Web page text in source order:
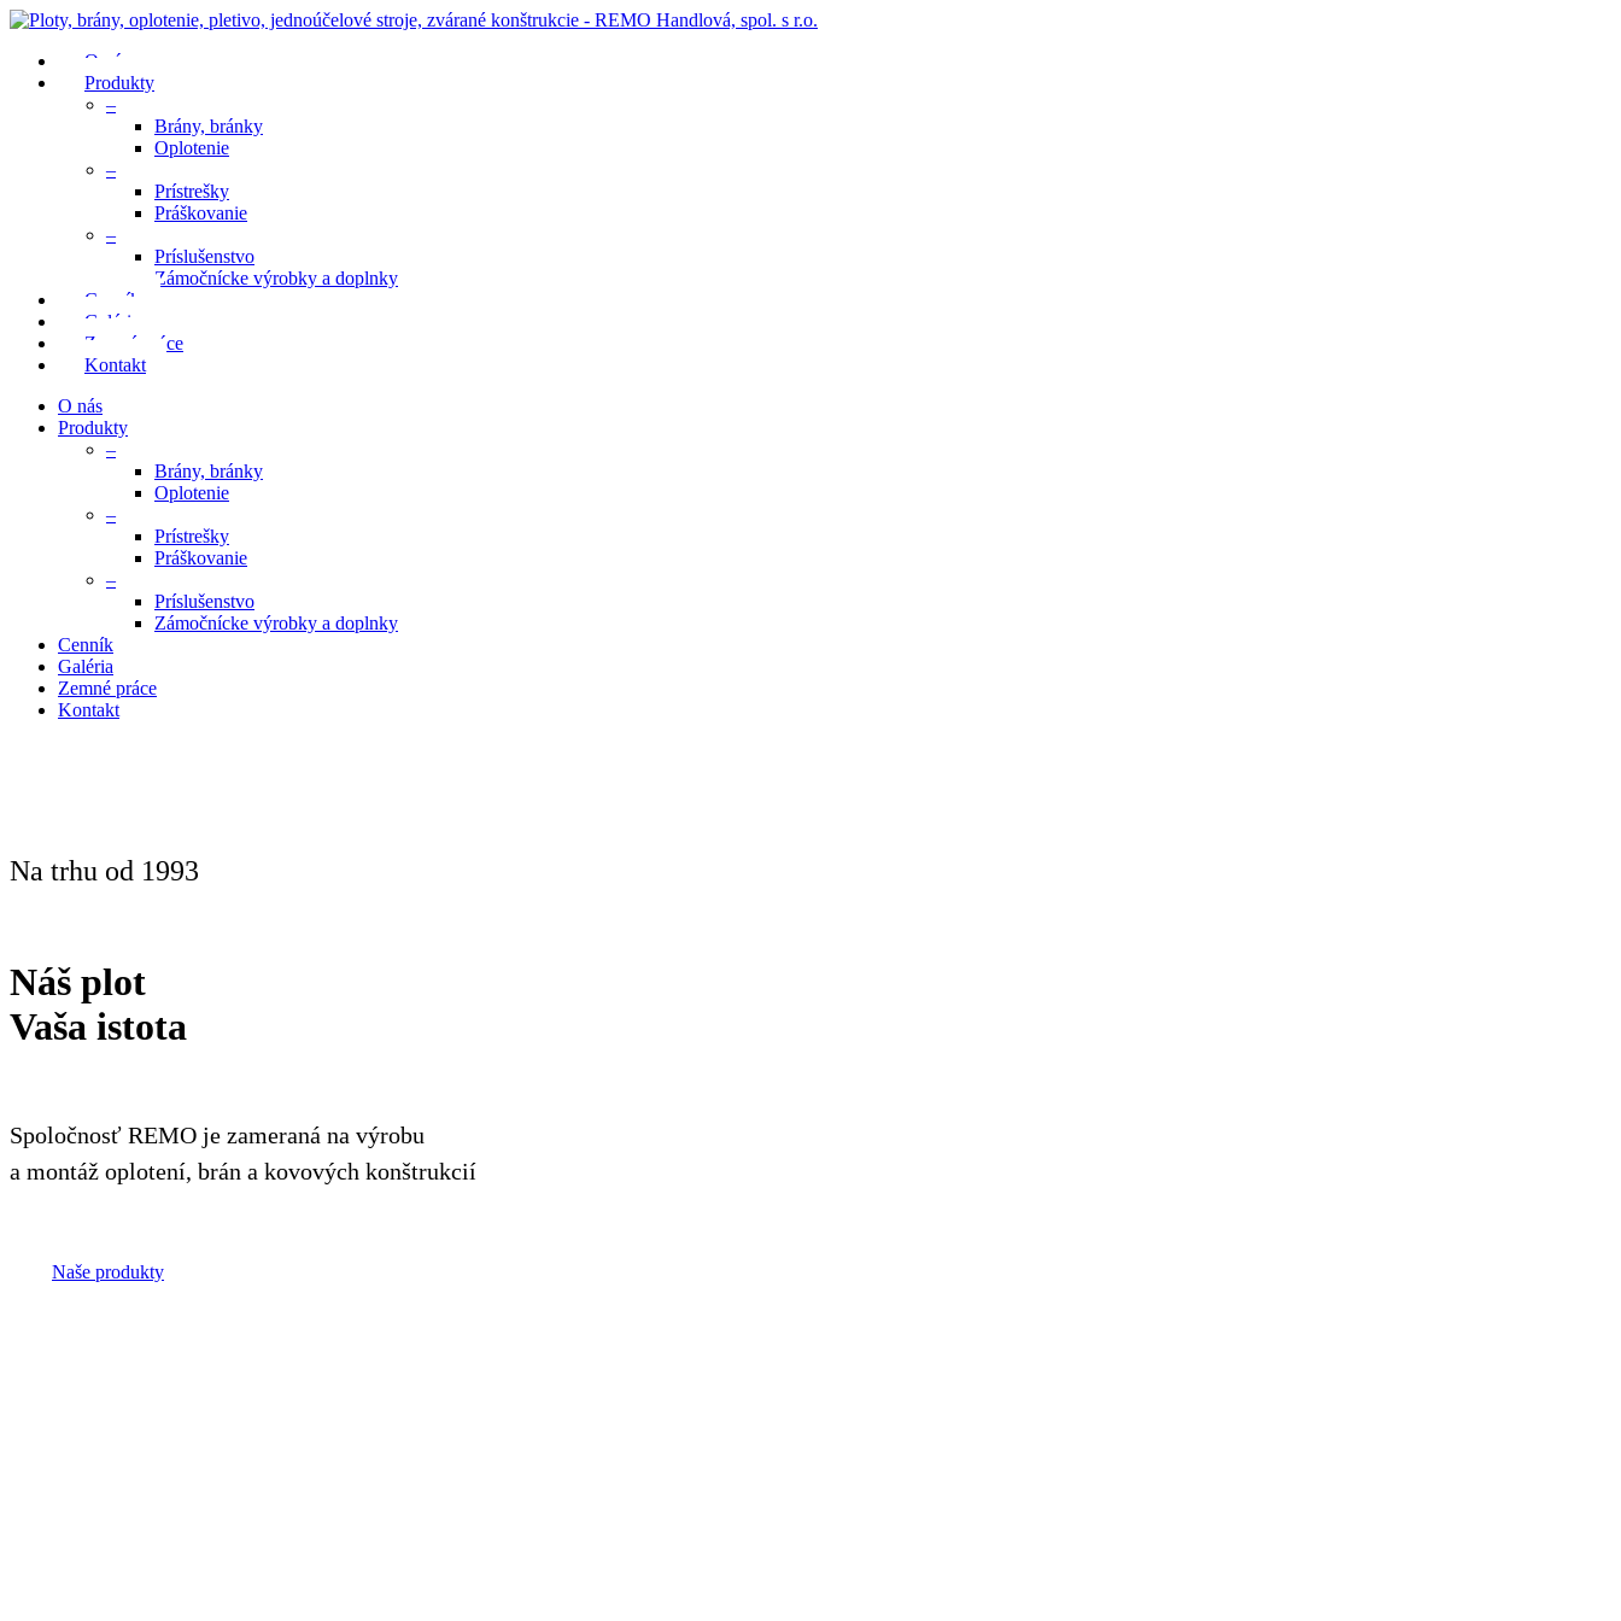
O nás
Produkty
–
Brány, bránky
Oplotenie
–
Prístrešky
Práškovanie
–
Príslušenstvo
Zámočnícke výrobky a doplnky
Cenník
Galéria
Zemné práce
Kontakt
O nás
Produkty
–
Brány, bránky
Oplotenie
–
Prístrešky
Práškovanie
–
Príslušenstvo
Zámočnícke výrobky a doplnky
Cenník
Galéria
Zemné práce
Kontakt
Na trhu od 1993
Náš plot
Vaša istota
Spoločnosť REMO je zameraná na výrobu
a montáž oplotení, brán a kovových konštrukcií
Naše produkty